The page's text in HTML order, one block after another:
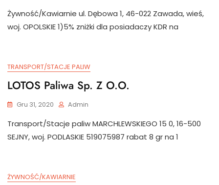
Żywność/Kawiarnie ul. Dębowa 1, 46-022 Zawada, wieś,
woj. OPOLSKIE 1)5% zniżki dla posiadaczy KDR na
TRANSPORT/STACJE PALIW
LOTOS Paliwa Sp. Z O.o.
Gru 31, 2020 Admin
Transport/Stacje paliw MARCHLEWSKIEGO 15 0, 16-500
SEJNY, woj. PODLASKIE 519075987 rabat 8 gr na 1
ŻYWNOŚĆ/KAWIARNIE